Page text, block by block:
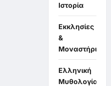
Ιστορία
Εκκλησίες
&
Μοναστήρια
Ελληνική
Μυθολογία